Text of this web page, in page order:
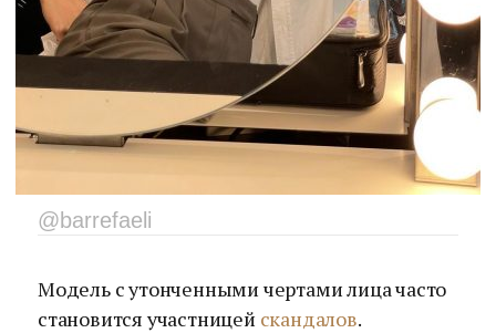
@barrefaeli
Модель с утонченными чертами лица часто
становится участницей скандалов.